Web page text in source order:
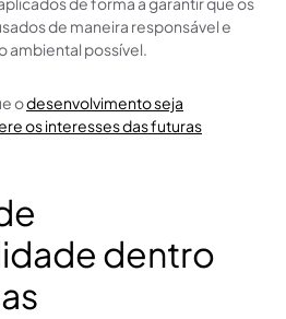
de maneira responsável e
ambiental possível.
odesenvolvimento seja
os interesses das futuras
dentro